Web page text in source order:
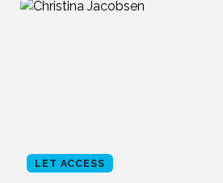
LET ACCESS